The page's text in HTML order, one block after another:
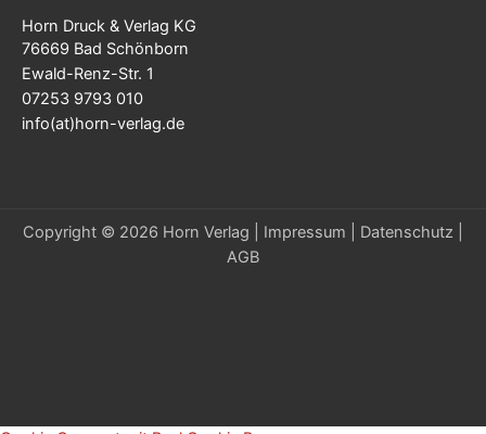
Horn Druck & Verlag KG
76669 Bad Schönborn
Ewald-Renz-Str. 1
07253 9793 010
info(at)horn-verlag.de
Copyright © 2026 Horn Verlag | Impressum Datenschutz
AGB